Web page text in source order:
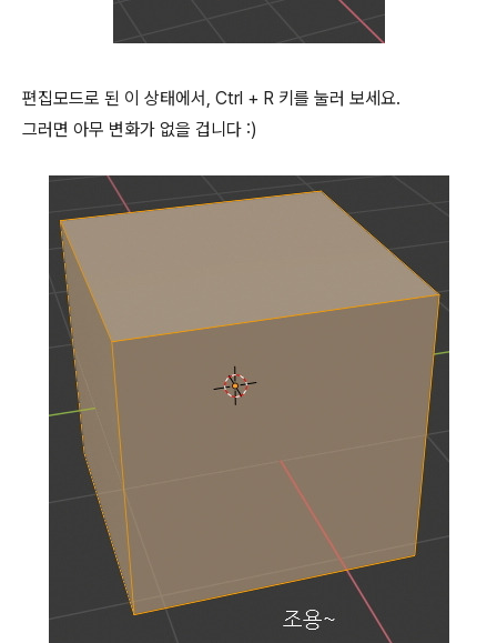
편집모드로 된 이 상태에서, Ctrl + R 키를 눌러 보세요.
그러면 아무 변화가 없을 겁니다 :)